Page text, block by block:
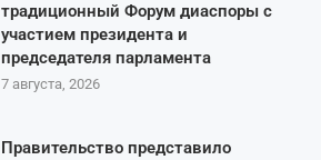
традиционный Форум диаспоры с
участием президента и
председателя парламента
7 августа, 2026
Правительство представило